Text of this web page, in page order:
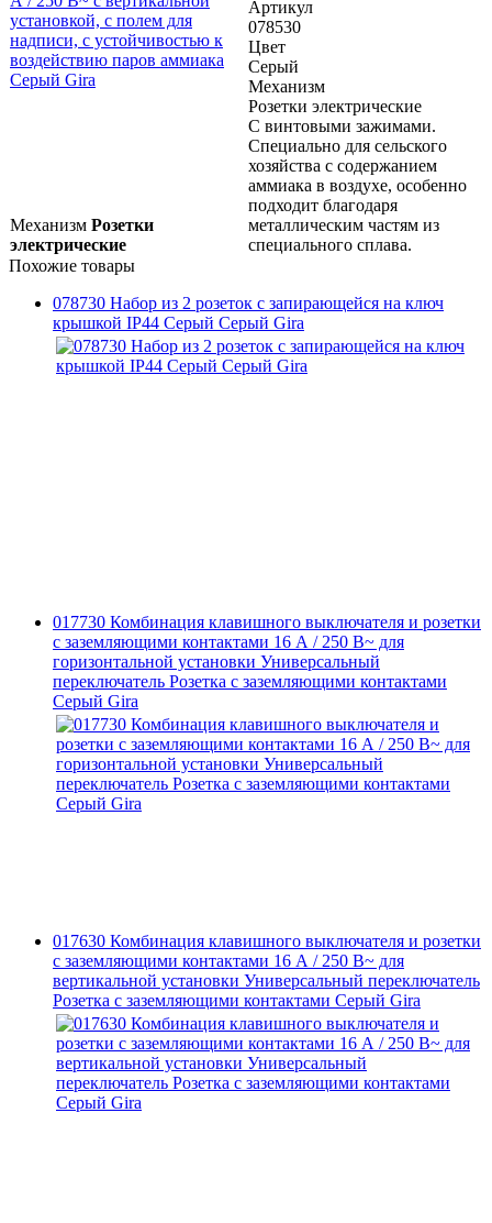
Артикул
078530
Цвет
Серый
Механизм
Розетки электрические
С винтовыми зажимами.
Специально для сельского
хозяйства с содержанием
аммиака в воздухе, особенно
подходит благодаря
металлическим частям из
специального сплава.
Механизм Розетки
электрические
Похожие товары
078730 Набор из 2 розеток с запирающейся на ключ
крышкой IP44 Серый Серый Gira
017730 Комбинация клавишного выключателя и розетки
с заземляющими контактами 16 А / 250 В~ для
горизонтальной установки Универсальный
переключатель Розетка с заземляющими контактами
Серый Gira
017630 Комбинация клавишного выключателя и розетки
с заземляющими контактами 16 А / 250 В~ для
вертикальной установки Универсальный переключатель
Розетка с заземляющими контактами Серый Gira